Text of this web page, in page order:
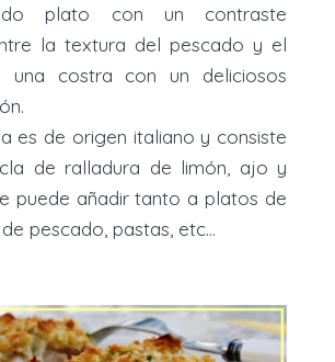
plato con un contraste
la textura del pescado y el
una costra con un deliciosos
es de origen italiano y consiste
de ralladura de limón, ajo y
puede añadir tanto a platos de
pescado, pastas, etc...